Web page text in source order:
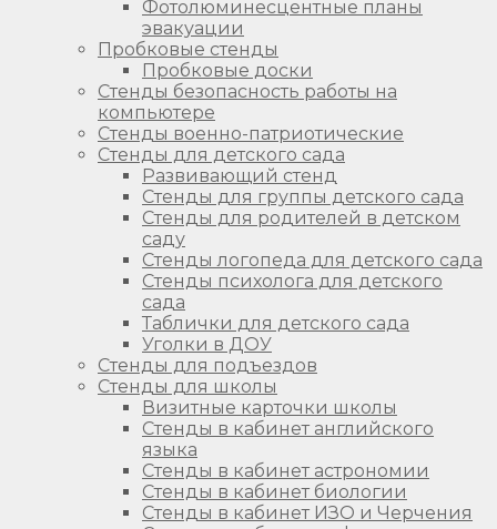
Фотолюминесцентные планы
эвакуации
Пробковые стенды
Пробковые доски
Стенды безопасность работы на
компьютере
Стенды военно-патриотические
Стенды для детского сада
Развивающий стенд
Стенды для группы детского сада
Стенды для родителей в детском
саду
Стенды логопеда для детского сада
Стенды психолога для детского
сада
Таблички для детского сада
Уголки в ДОУ
Стенды для подъездов
Стенды для школы
Визитные карточки школы
Стенды в кабинет английского
языка
Стенды в кабинет астрономии
Стенды в кабинет биологии
Стенды в кабинет ИЗО и Черчения